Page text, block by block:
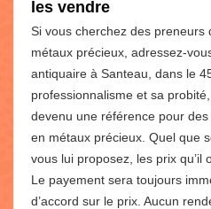
les vendre
Si vous cherchez des preneurs
métaux précieux, adressez-
antiquaire à Santeau, dans le
professionnalisme et sa
devenu une référence pour
en métaux précieux. Quel que
vous lui proposez, les prix qu’il
Le payement sera toujours
d’accord sur le prix. Aucun